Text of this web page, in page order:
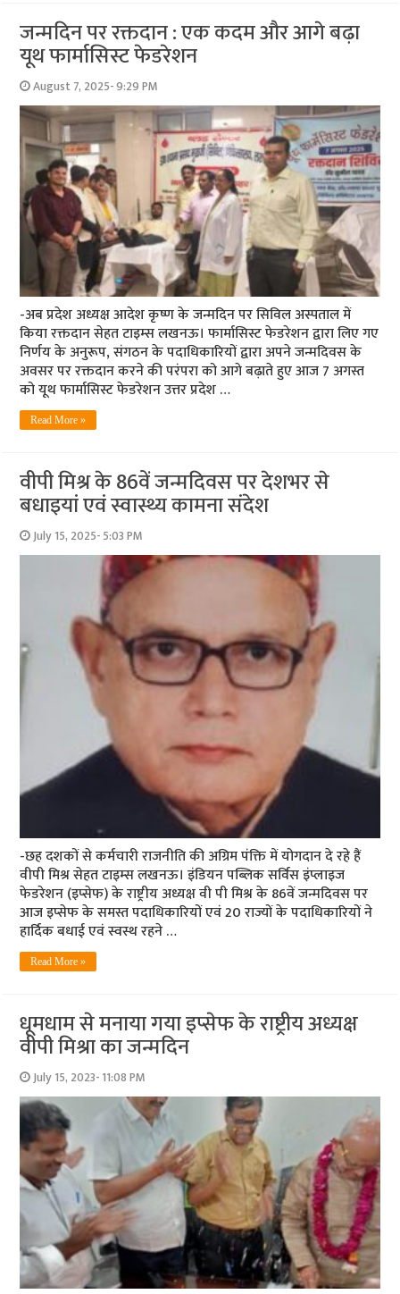
जन्मदिन पर रक्तदान : एक कदम और आगे बढ़ा
यूथ फार्मासिस्ट फेडरेशन
August 7, 2025- 9:29 PM
-अब प्रदेश अध्यक्ष आदेश कृष्ण के जन्मदिन पर सिविल अस्पताल में
किया रक्तदान सेहत टाइम्स लखनऊ। फार्मासिस्ट फेडरेशन द्वारा लिए गए
निर्णय के अनुरूप, संगठन के पदाधिकारियों द्वारा अपने जन्मदिवस के
अवसर पर रक्तदान करने की परंपरा को आगे बढ़ाते हुए आज 7 अगस्त
को यूथ फार्मासिस्ट फेडरेशन उत्तर प्रदेश …
Read More »
वीपी मिश्र के 86वें जन्मदिवस पर देशभर से
बधाइयां एवं स्वास्थ्य कामना संदेश
July 15, 2025- 5:03 PM
-छह दशकों से कर्मचारी राजनीति की अग्रिम पंक्ति में योगदान दे रहे हैं
वीपी मिश्र सेहत टाइम्स लखनऊ। इंडियन पब्लिक सर्विस इंप्लाइज
फेडरेशन (इप्सेफ) के राष्ट्रीय अध्यक्ष वी पी मिश्र के 86वें जन्मदिवस पर
आज इप्सेफ के समस्त पदाधिकारियों एवं 20 राज्यों के पदाधिकारियों ने
हार्दिक बधाई एवं स्वस्थ रहने …
Read More »
धूमधाम से मनाया गया इप्सेफ के राष्ट्रीय अध्यक्ष
वीपी मिश्रा का जन्मदिन
July 15, 2023- 11:08 PM